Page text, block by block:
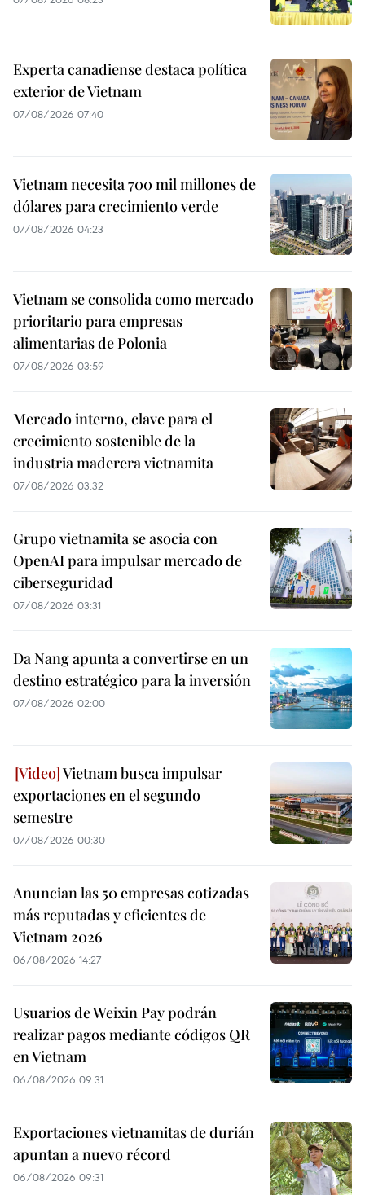
Experta canadiense destaca política
exterior de Vietnam
07/08/2026 07:40
Vietnam necesita 700 mil millones de
dólares para crecimiento verde
07/08/2026 04:23
Vietnam se consolida como mercado
prioritario para empresas
alimentarias de Polonia
07/08/2026 03:59
Mercado interno, clave para el
crecimiento sostenible de la
industria maderera vietnamita
07/08/2026 03:32
Grupo vietnamita se asocia con
OpenAI para impulsar mercado de
ciberseguridad
07/08/2026 03:31
Da Nang apunta a convertirse en un
destino estratégico para la inversión
07/08/2026 02:00
Vietnam busca impulsar
exportaciones en el segundo
semestre
07/08/2026 00:30
Anuncian las 50 empresas cotizadas
más reputadas y eficientes de
Vietnam 2026
06/08/2026 14:27
Usuarios de Weixin Pay podrán
realizar pagos mediante códigos QR
en Vietnam
06/08/2026 09:31
Exportaciones vietnamitas de durián
apuntan a nuevo récord
06/08/2026 09:31